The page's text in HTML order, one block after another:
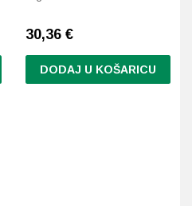
30,36 €
DODAJ U KOŠARICU